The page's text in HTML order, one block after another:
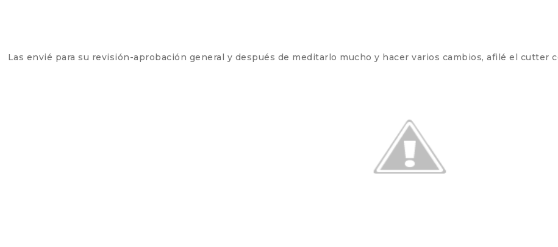
Las envié para su revisión-aprobación general y después de meditarlo mucho y hacer varios cambios, afilé el cutter